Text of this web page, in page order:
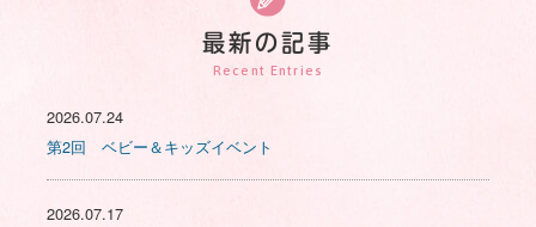
最新の記事
Recent Entries
2026.07.24
第2回 ベビー＆キッズイベント
2026.07.17